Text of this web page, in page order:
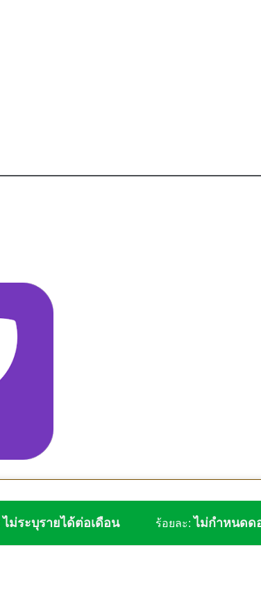
ไม่ระบุรายได้ต่อเดือน ร้อยละ: ไม่กำหนดด